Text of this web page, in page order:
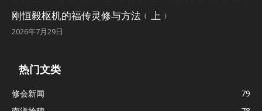
刚恒毅枢机的福传灵修与方法﹙上﹚
2026年7月29日
热门文类
修会新闻
79